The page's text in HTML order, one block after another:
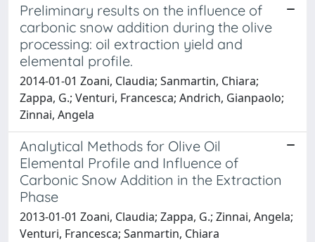
Preliminary results on the influence of
carbonic snow addition during the olive
processing: oil extraction yield and
elemental profile.
2014-01-01 Zoani, Claudia; Sanmartin, Chiara;
Zappa, G.; Venturi, Francesca; Andrich, Gianpaolo;
Zinnai, Angela
Analytical Methods for Olive Oil
Elemental Profile and Influence of
Carbonic Snow Addition in the Extraction
Phase
2013-01-01 Zoani, Claudia; Zappa, G.; Zinnai, Angela;
Venturi, Francesca; Sanmartin, Chiara